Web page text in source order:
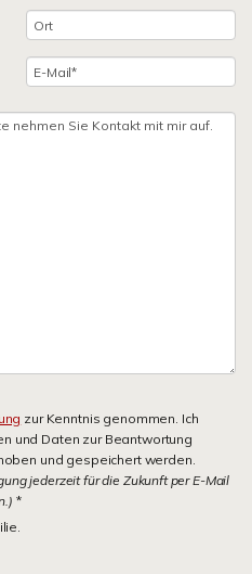
zur Kenntnis genommen. Ich
und Daten zur Beantwortung
und gespeichert werden.
jederzeit für die Zukunft per E-Mail
*